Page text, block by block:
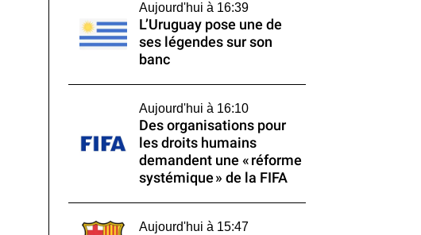
Aujourd'hui à 16:39
L’Uruguay pose une de
ses légendes sur son
banc
Aujourd'hui à 16:10
Des organisations pour
les droits humains
demandent une « réforme
systémique » de la FIFA
Aujourd'hui à 15:47